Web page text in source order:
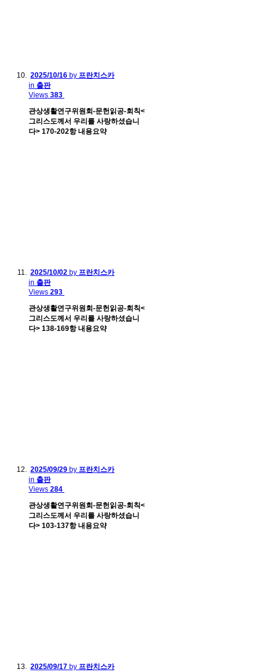
2025/10/16 by 프란치스카
in 출판
Views 383
관상생활연구위원회-문헌읽공-회칙<
그리스도께서 우리를 사랑하셨습니
다> 170-202항 내용요약
2025/10/02 by 프란치스카
in 출판
Views 293
관상생활연구위원회-문헌읽공-회칙<
그리스도께서 우리를 사랑하셨습니
다> 138-169항 내용요약
2025/09/29 by 프란치스카
in 출판
Views 284
관상생활연구위원회-문헌읽공-회칙<
그리스도께서 우리를 사랑하셨습니
다> 103-137항 내용요약
2025/09/17 by 프란치스카